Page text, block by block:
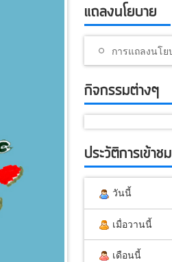
แถลงนโยบาย
การแถลงนโ
กิจกรรมต่างๆ
ประวัติการเข้าชม
วันนี้
เมื่อวานนี้
เดือนนี้